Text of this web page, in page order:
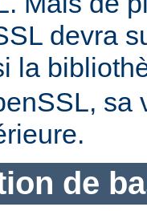
devra
la
sa
de